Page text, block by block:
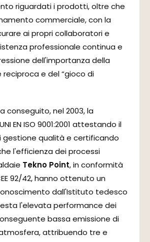
riguardati i prodotti, oltre che
commerciale, con la
ai propri collaboratori e
professionale continua e
dell'importanza della
e del “gioco di
conseguito, nel 2003, la
EN ISO 9001:2001 attestando il
gestione qualità e certificando
l'efficienza dei processi
Tekno Point, in conformità
92/42, hanno ottenuto un
dall'Istituto tedesco
l'elevata performance dei
bassa emissione di
attribuendo tre e